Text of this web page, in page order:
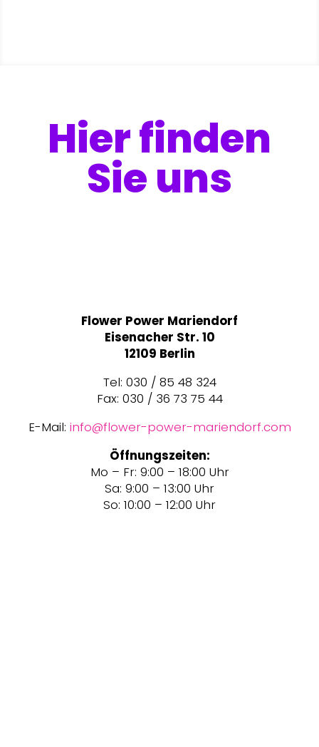
Hier finden
Sie uns
Flower Power Mariendorf
Eisenacher Str. 10
12109 Berlin
Tel: 030 / 85 48 324
Fax: 030 / 36 73 75 44
E-Mail: info@flower-power-mariendorf.com
Öffnungszeiten:
Mo – Fr: 9:00 – 18:00 Uhr
Sa: 9:00 – 13:00 Uhr
So: 10:00 – 12:00 Uhr